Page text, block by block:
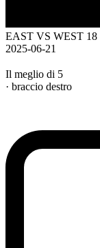
EAST VS WEST 18
2025-06-21
Il meglio di 5
· braccio destro